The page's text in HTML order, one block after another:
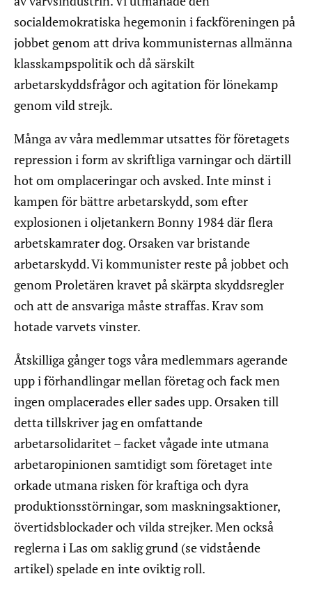
socialdemokratiska hegemonin i fackföreningen på
jobbet genom att driva kommunisternas allmänna
klasskampspolitik och då särskilt
arbetarskyddsfrågor och agitation för lönekamp
genom vild strejk.
Många av våra medlemmar utsattes för företagets
repression i form av skriftliga varningar och därtill
hot om omplaceringar och avsked. Inte minst i
kampen för bättre arbetarskydd, som efter
explosionen i oljetankern Bonny 1984 där flera
arbetskamrater dog. Orsaken var bristande
arbetarskydd. Vi kommunister reste på jobbet och
genom Proletären kravet på skärpta skyddsregler
och att de ansvariga måste straffas. Krav som
hotade varvets vinster.
Åtskilliga gånger togs våra medlemmars agerande
upp i förhandlingar mellan företag och fack men
ingen omplacerades eller sades upp. Orsaken till
detta tillskriver jag en omfattande
arbetarsolidaritet – facket vågade inte utmana
arbetaropinionen samtidigt som företaget inte
orkade utmana risken för kraftiga och dyra
produktionsstörningar, som maskningsaktioner,
övertidsblockader och vilda strejker. Men också
reglerna i Las om saklig grund (se vidstående
artikel) spelade en inte oviktig roll.